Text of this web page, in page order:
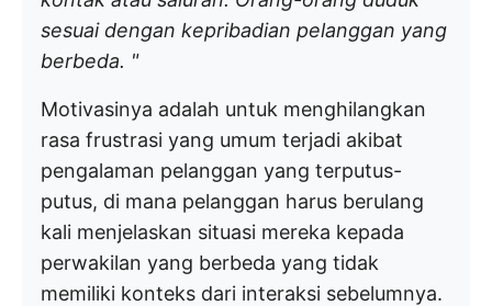
sesuai dengan kepribadian pelanggan yang
berbeda. "
Motivasinya adalah untuk menghilangkan
rasa frustrasi yang umum terjadi akibat
pengalaman pelanggan yang terputus-
putus, di mana pelanggan harus berulang
kali menjelaskan situasi mereka kepada
perwakilan yang berbeda yang tidak
memiliki konteks dari interaksi sebelumnya.